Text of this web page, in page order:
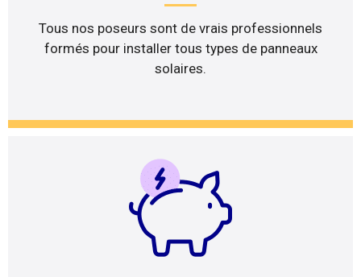
Tous nos poseurs sont de vrais professionnels
formés pour installer tous types de panneaux
solaires.